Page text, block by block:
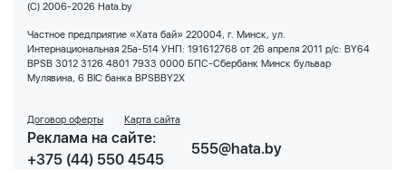
(C) 2006-2026 Hata.by
Частное предприятие «Хата бай» 220004, г. Минск, ул.
Интернациональная 25а-514 УНП: 191612768 от 26 апреля 2011 р/с: BY64
BPSB 3012 3126 4801 7933 0000 БПС-Сбербанк Минск бульвар
Мулявина, 6 BIC банка BPSBBY2X
Договор оферты Карта сайта
Реклама на сайте:
+375 (44) 550 4545
555@hata.by